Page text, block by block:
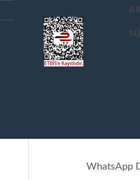
WhatsApp